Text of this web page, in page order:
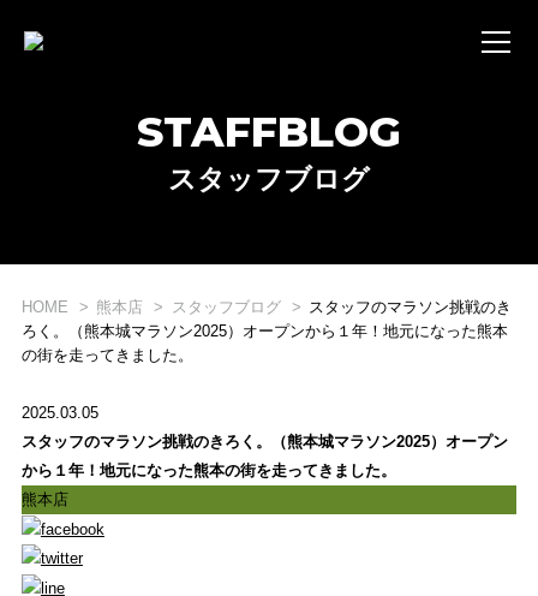
STRIDE LABとは？
オンライン ショップ
EVENT
イベント
REVIEW
STAFFBLOG
スタッフブログ
HOME 熊本店 スタッフブログ
スタッフのマラソン挑戦のき
ろく。（熊本城マラソン2025）オープンから１年！地元になった熊本
の街を走ってきました。
2025.03.05
スタッフのマラソン挑戦のきろく。（熊本城マラソン2025）オープン
から１年！地元になった熊本の街を走ってきました。
熊本店